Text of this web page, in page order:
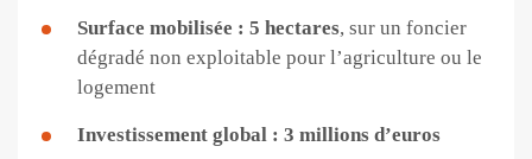
Surface mobilisée : 5 hectares, sur un foncier
dégradé non exploitable pour l’agriculture ou le
logement
Investissement global : 3 millions d’euros